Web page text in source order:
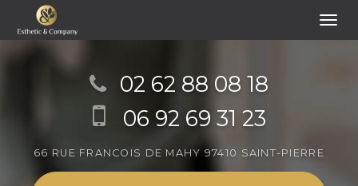
Aller
02 62 88 08 18
06 92 69 31 23
66 RUE FRANCOIS DE MAHY 97410 SAINT-PIERRE